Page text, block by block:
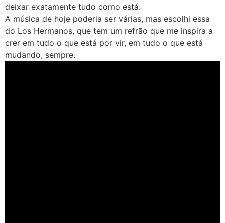
deixar exatamente tudo como está.
A música de hoje poderia ser várias, mas escolhi essa
do Los Hermanos, que tem um refrão que me inspira a
crer em tudo o que está por vir, em tudo o que está
mudando, sempre.